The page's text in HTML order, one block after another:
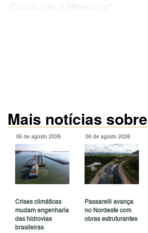
Mais notícias
06 de agosto 2026
Crises climáticas
mudam engenharia
das hidrovias
brasileiras
06 de agosto 2026
Passarelli avança
no Nordeste com
obras estruturantes